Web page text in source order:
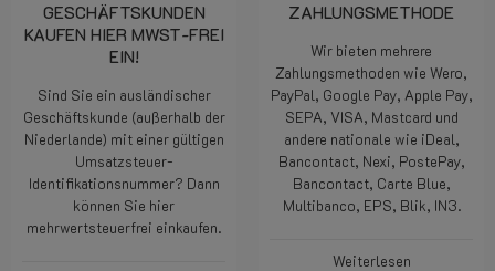
GESCHÄFTSKUNDEN
KAUFEN HIER MWST-FREI
EIN!
Sind Sie ein ausländischer
Geschäftskunde (außerhalb der
Niederlande) mit einer gültigen
Umsatzsteuer-
Identifikationsnummer? Dann
können Sie hier
mehrwertsteuerfrei einkaufen.
ZAHLUNGSMETHODE
Wir bieten mehrere
Zahlungsmethoden wie Wero,
PayPal, Google Pay, Apple Pay,
SEPA, VISA, Mastcard und
andere nationale wie iDeal,
Bancontact, Nexi, PostePay,
Bancontact, Carte Blue,
Multibanco, EPS, Blik, IN3.
Weiterlesen